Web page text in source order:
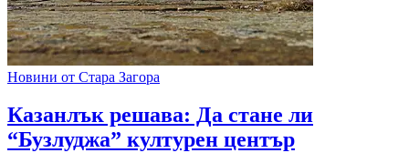
Новини от Стара Загора
Казанлък решава: Да стане ли
“Бузлуджа” културен център